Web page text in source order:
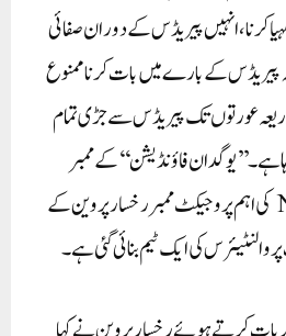
کرنا، انہیں پیریڈس کے دوران صفائی
کہ پیریڈس کے بارے میں بات کرنا ممنوع
عورتوں تک پیریڈس سے جڑی تمام
ہے۔ ’’یوگدان فاؤنڈیشن‘‘ کے ممبر
ذیشان احمد نے بتایا کہ NGO کی اہم پروجیکٹ ممبر رخسار پروین کے
والنٹیئرس کی ایک ٹیم بنائی گئی ہے۔